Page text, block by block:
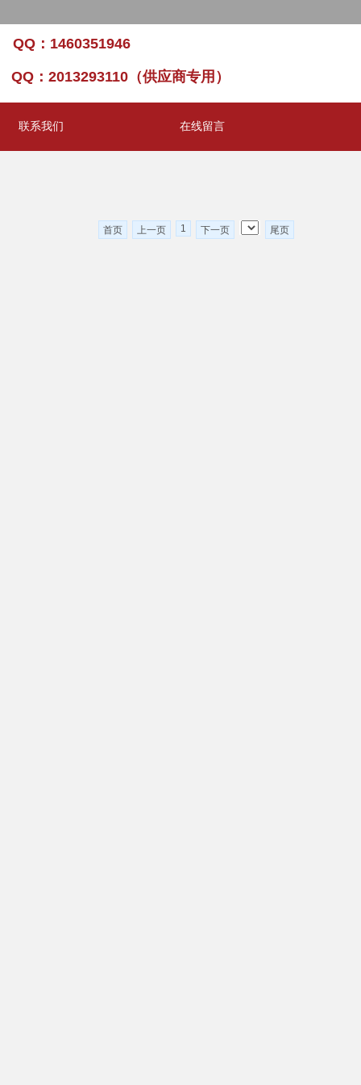
联系我们 在线留言
QQ：1460351946
：2013293110（供应商专用）
首页 上一页 1 下一页 尾页